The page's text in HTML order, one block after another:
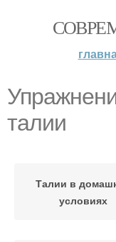
талии
Талии в
условиях